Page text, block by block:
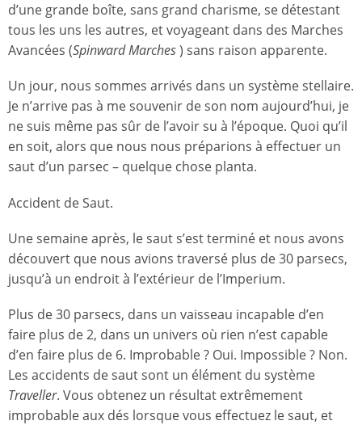
d’une grande boîte, sans grand charisme, se détestant
tous les uns les autres, et voyageant dans des Marches
Avancées (Spinward Marches) sans raison apparente.
Un jour, nous sommes arrivés dans un système stellaire.
Je n’arrive pas à me souvenir de son nom aujourd’hui, je
ne suis même pas sûr de l’avoir su à l’époque. Quoi qu’il
en soit, alors que nous nous préparions à effectuer un
saut d’un parsec – quelque chose planta.
Accident de Saut.
Une semaine après, le saut s’est terminé et nous avons
découvert que nous avions traversé plus de 30 parsecs,
jusqu’à un endroit à l’extérieur de l’Imperium.
Plus de 30 parsecs, dans un vaisseau incapable d’en
faire plus de 2, dans un univers où rien n’est capable
d’en faire plus de 6. Improbable ? Oui. Impossible ? Non.
Les accidents de saut sont un élément du système
Traveller. Vous obtenez un résultat extrêmement
improbable aux dés lorsque vous effectuez le saut, et